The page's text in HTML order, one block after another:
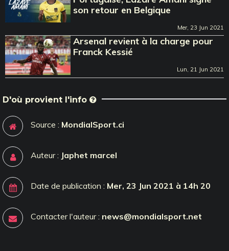
son retour en Belgique
Mer, 23 Jun 2021
Arsenal revient à la charge pour
Franck Kessié
Lun, 21 Jun 2021
D'où provient l'info
Source : MondialSport.ci
Auteur : Japhet marcel
Date de publication : Mer, 23 Jun 2021 à 14h 20
Contacter l'auteur : news@mondialsport.net